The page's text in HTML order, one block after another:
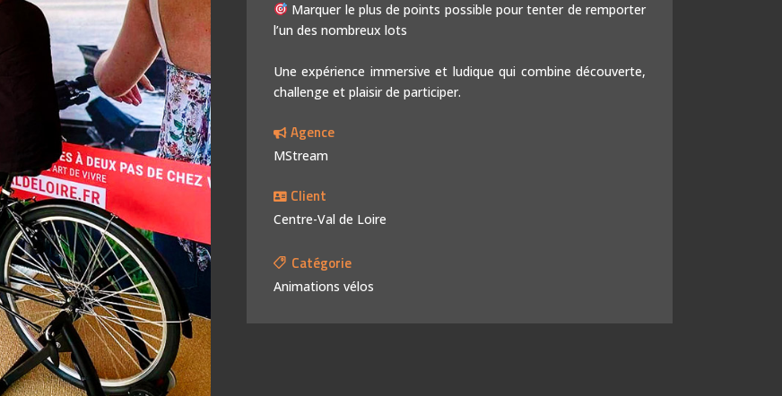
Marquer le plus de points possible pour tenter de remporter
l’un des nombreux lots
Une expérience immersive et ludique qui combine découverte,
challenge et plaisir de participer.
Agence
MStream
Client
Centre-Val de Loire
Catégorie
Animations vélos